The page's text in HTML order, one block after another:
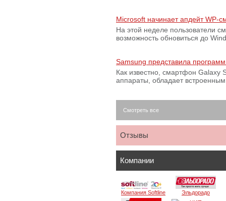
Microsoft начинает апдейт WP-
На этой неделе пользователи
возможность обновиться до
Samsung представила
Как известно, смартфон Galaxy
аппараты, обладает
Смотреть все
Отзывы
Компании
Компания Softline Эльдорадо